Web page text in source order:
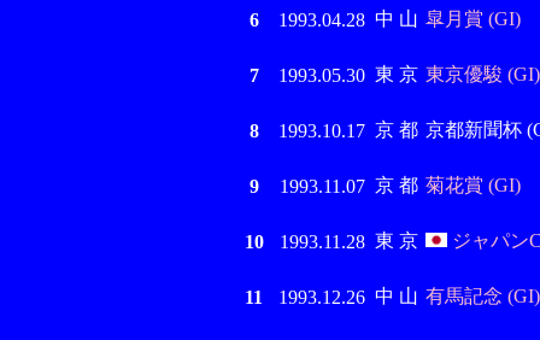
6 1993.04.28 中 山 皐月賞 (GI)
7 1993.05.30 東 京 東京優駿 (GI)
8 1993.10.17 京 都 京都新聞杯
9 1993.11.07 京 都 菊花賞 (GI)
10 1993.11.28 東 京 ジャパン
11 1993.12.26 中 山 有馬記念 (GI)